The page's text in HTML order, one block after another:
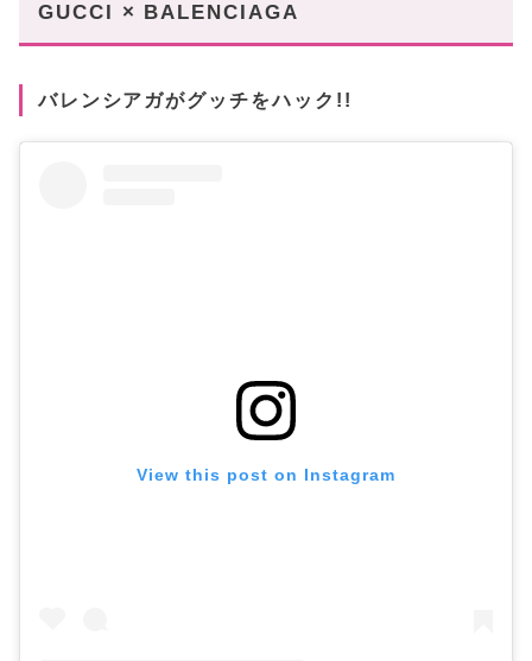
GUCCI × BALENCIAGA
バレンシアガがグッチをハック!!
View this post on Instagram